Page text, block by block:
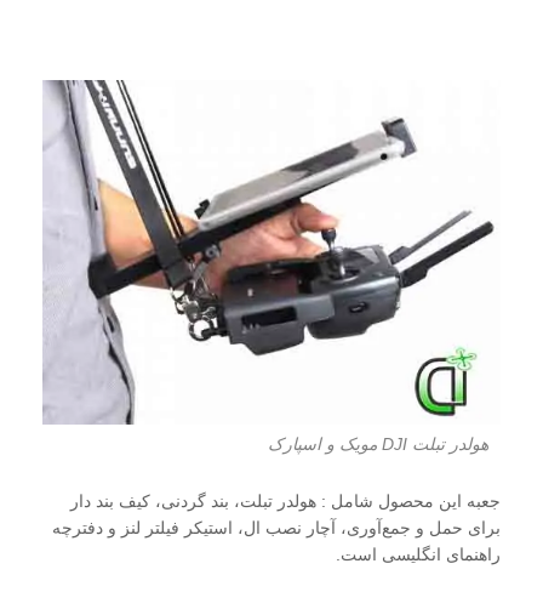
هولدر تبلت DJI مویک و اسپارک
جعبه این محصول شامل : هولدر تبلت، بند گردنی، کیف بند دار
برای حمل و جمع‌آوری، آچار نصب ال، استیکر فیلتر لنز و دفترچه
راهنمای انگلیسی است.